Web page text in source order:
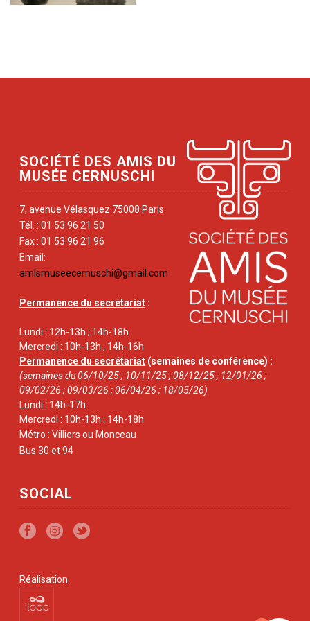
SOCIÉTÉ DES AMIS DU
MUSÉE CERNUSCHI
7, avenue Vélasquez 75008 Paris
Tél. : 01 53 96 21 50
Fax : 01 53 96 21 96
Email:
amismuseecernuschi@gmail.com
Permanence du secrétariat :
Lundi : 12h-13h ; 14h-18h
Mercredi : 10h-13h ; 14h-16h
Permanence du secrétariat (semaines de conférence) :
(semaines du 06/10/25 ; 10/11/25 ; 08/12/25 ; 12/01/26 ;
09/02/26 ; 09/03/26 ; 06/04/26 ; 18/05/26)
Lundi : 14h-17h
Mercredi : 10h-13h ; 14h-18h
Métro : Villiers ou Monceau
Bus 30 et 94
SOCIAL
Réalisation